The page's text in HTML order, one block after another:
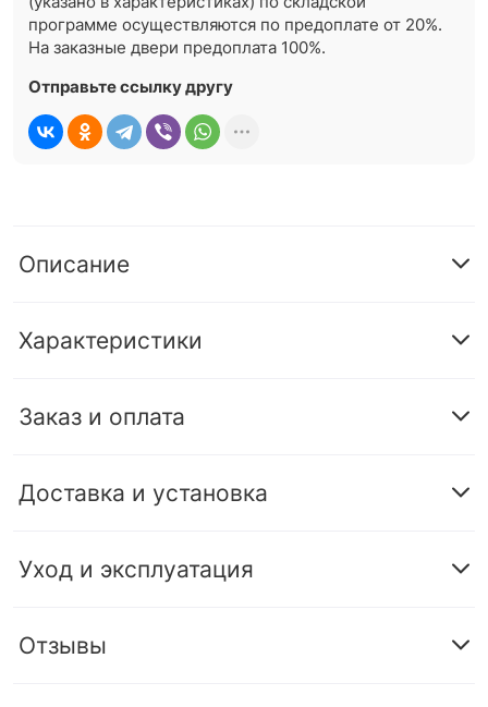
программе осуществляются по предоплате от 20%.
На заказные двери предоплата 100%.
Отправьте ссылку другу
Описание
Характеристики
Заказ и оплата
Доставка и установка
Уход и эксплуатация
Отзывы